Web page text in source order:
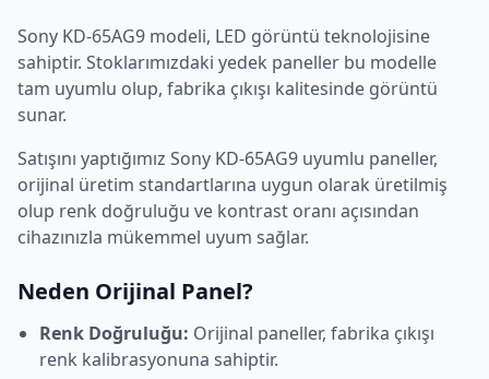
Sony KD-65AG9 modeli, LED görüntü teknolojisine
sahiptir. Stoklarımızdaki yedek paneller bu modelle
tam uyumlu olup, fabrika çıkışı kalitesinde görüntü
sunar.
Satışını yaptığımız Sony KD-65AG9 uyumlu paneller,
orijinal üretim standartlarına uygun olarak üretilmiş
olup renk doğruluğu ve kontrast oranı açısından
cihazınızla mükemmel uyum sağlar.
Neden Orijinal Panel?
Renk Doğruluğu: Orijinal paneller, fabrika çıkışı
renk kalibrasyonuna sahiptir.